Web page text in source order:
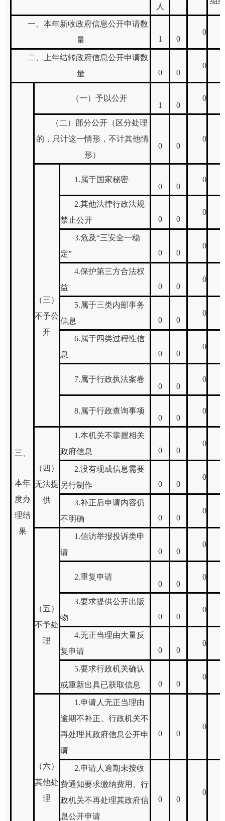
人
一、本年新收政府信息公开申请数
量
1 0
0
二、上年结转政府信息公开申请数
量
0 0
0
三、
本年
度办
理结
果
（一）予以公开
1
0
0
（二）部分公开（区分处理
的，只计这一情形，不计其他情
形）
0 0
0
（三）
不予公
开
1.属于国家秘密
0
0
0
2.其他法律行政法规
禁止公开
0 0
0
3.危及“三安全一稳
定” 0 0
0
4.保护第三方合法权
益
0 0
0
5.属于三类内部事务
信息
0 0
0
6.属于四类过程性信
息
0 0
0
7.属于行政执法案卷
0
0
0
8.属于行政查询事项
0
0
0
（四）
无法提
供
1.本机关不掌握相关
政府信息
0 0
0
2.没有现成信息需要
另行制作
0 0
0
3.补正后申请内容仍
不明确
0 0
0
（五）
不予处
理
1.信访举报投诉类申
请
0 0
0
2.重复申请
0
0
0
3.要求提供公开出版
物
0 0
0
4.无正当理由大量反
复申请
0 0
0
5.要求行政机关确认
或重新出具已获取信息
0 0
0
（六）
其他处
理
1.申请人无正当理由
逾期不补正、行政机关不
再处理其政府信息公开申
请
0 0
0
2.申请人逾期未按收
费通知要求缴纳费用、行
政机关不再处理其政府信
息公开申请
0 0
0